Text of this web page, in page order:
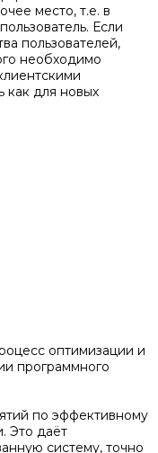
место, т.е. в
Если
пользователей,
необходимо
как для новых
оптимизации и
программного
по эффективному
Это даёт
систему, точно